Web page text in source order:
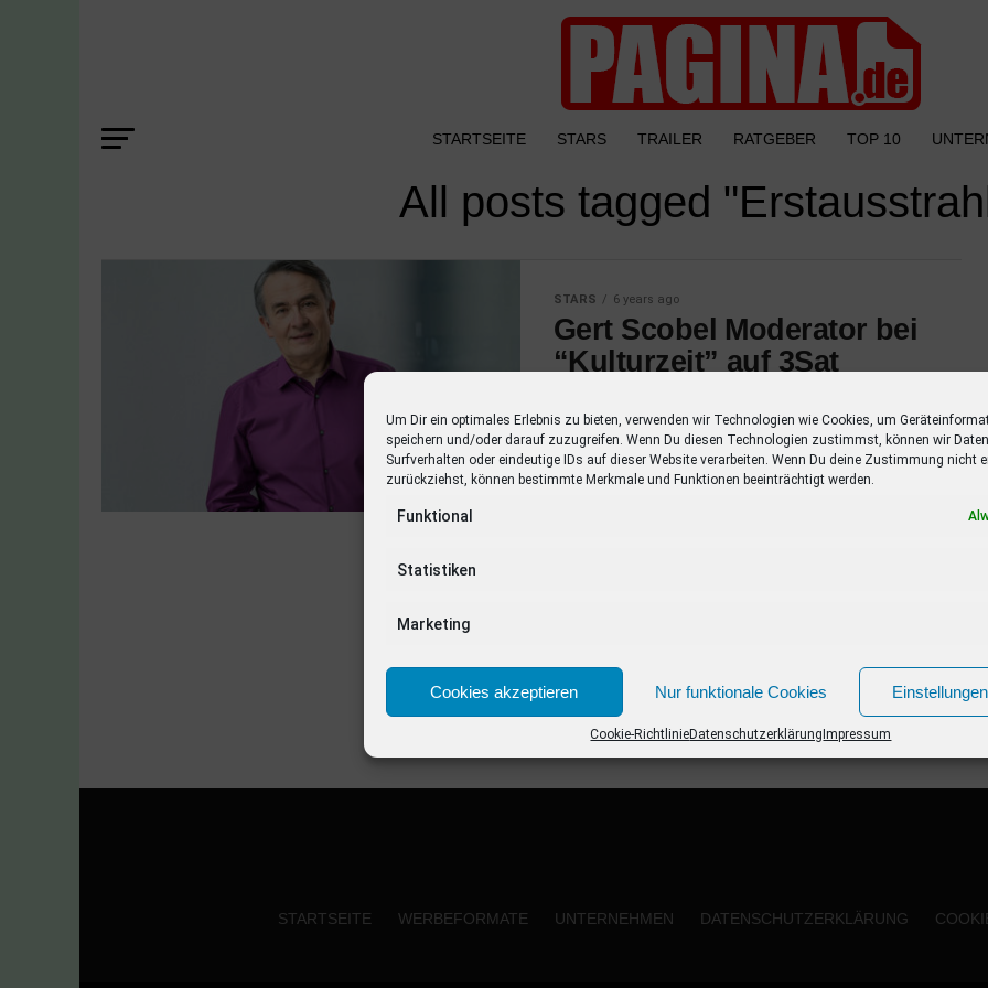
Um Dir ein optimales Erlebnis zu bieten, verwenden wir Technologien wie Cookies, um
speichern und/oder darauf zuzugreifen. Wenn Du diesen Technologien zustimmst, können wir
Surfverhalten oder eindeutige IDs auf dieser Website verarbeiten. Wenn Du deine Zustimmung nicht
zurückziehst, können bestimmte Merkmale und Funktionen beeinträchtigt werden.
Funktional
Statistiken
Marketing
Cookies akzeptieren Nur funktionale Cookies
Cookie-RichtlinieDatenschutzerklärung Impressum
STARTSEITE STARS TRAILER RATGEBER TOP 10
All posts tagged
STARS 6 years ago
Gert Scobel Moderator bei
“Kulturzeit” auf 3Sat
betrachtet Gert Scobel im 3sat-Magazin
“Kulturzeit” die Entwicklungen im Jahr 2020.
Welche Antworten bietet die Philosophie in
STARTSEITE WERBEFORMATE UNTERNEHMEN DATENSCHUTZERKLÄRUNG